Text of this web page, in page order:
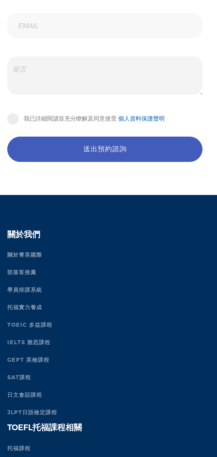
我已詳細閱讀並充分瞭解及同意接受個人資料保護聲明
送出預約諮詢
關於我們
關於菁英國際
部落客推薦
學員排課系統
托福實力養成
TOEIC 多益課程
IELTS 雅思課程
GEPT 英檢課程
SAT課程
日文會話課程
JLPT日語檢定課程
TOEFL托福課程相關
托福課程